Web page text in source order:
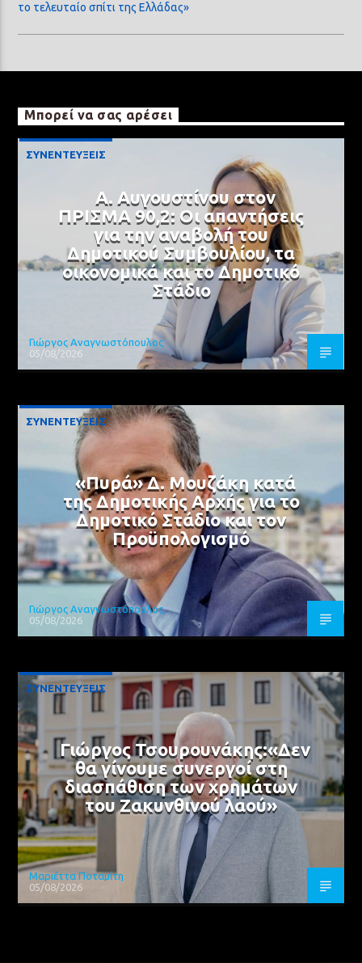
το τελευταίο σπίτι της Ελλάδας»
Μπορεί να σας αρέσει
ΣΥΝΕΝΤΕΥΞΕΙΣ
Α. Αυγουστίνου στον
ΠΡΙΣΜΑ 90,2: Οι απαντήσεις
για την αναβολή του
Δημοτικού Συμβουλίου, τα
οικονομικά και το Δημοτικό
Στάδιο
Γιώργος Αναγνωστόπουλος
05/08/2026
ΣΥΝΕΝΤΕΥΞΕΙΣ
«Πυρά» Δ. Μουζάκη κατά
της Δημοτικής Αρχής για το
Δημοτικό Στάδιο και τον
Προϋπολογισμό
Γιώργος Αναγνωστόπουλος
05/08/2026
ΣΥΝΕΝΤΕΥΞΕΙΣ
Γιώργος Τσουρουνάκης:«Δεν
θα γίνουμε συνεργοί στη
διασπάθιση των χρημάτων
του Ζακυνθινού λαού»
Μαριέττα Ποταμίτη
05/08/2026